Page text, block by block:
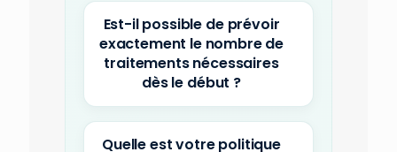
Est-il possible de prévoir
exactement le nombre de
traitements nécessaires
dès le début ?
Quelle est votre politique